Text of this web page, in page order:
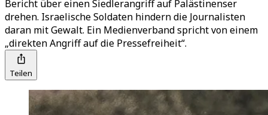
Bericht über einen Siedlerangriff auf Palästinenser
drehen. Israelische Soldaten hindern die Journalisten
daran mit Gewalt. Ein Medienverband spricht von einem
„direkten Angriff auf die Pressefreiheit“.
Teilen